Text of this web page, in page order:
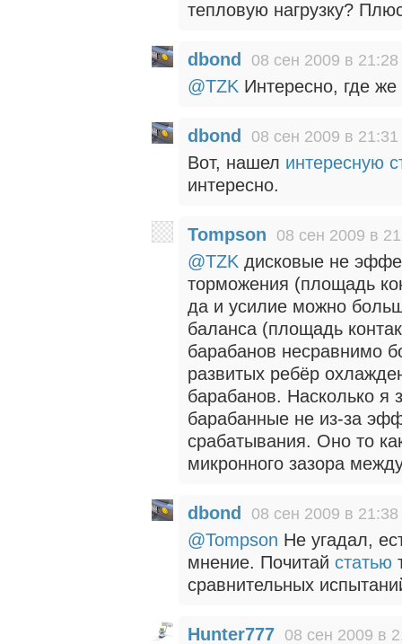
тепловую нагрузку?
dbond 08 сен 2009 в 21:28
@TZK Интересно, где же
dbond 08 сен 2009 в 21:31
Вот, нашел интересную
интересно.
Tompson 08 сен 2009 в
@TZK дисковые не
торможения (площадь
да и усилие можно
баланса (площадь
барабанов несравнимо
развитых ребёр
барабанов. Насколько я
барабанные не из-за
срабатывания. Оно то
микронного зазора
dbond 08 сен 2009 в 21:38
@Tompson Не угадал,
мнение. Почитай статью
сравнительных
Hunter777 08 сен 2009 в